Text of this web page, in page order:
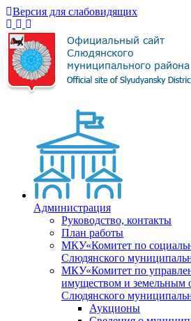
Версия для слабовидящих
Администрация
Руководство, контакты
План работы
МКУ«Комитет по
Слюдянского
МКУ«Комитет по
имуществом и земельным
Слюдянского
Аукционы